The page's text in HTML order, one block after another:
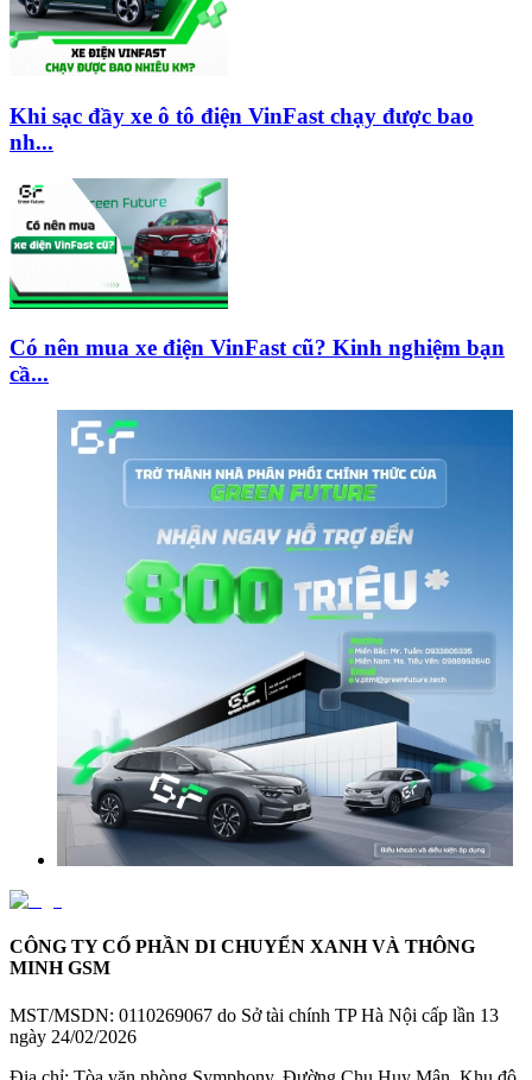
Khi sạc đầy xe ô tô điện VinFast chạy được bao
nh...
Có nên mua xe điện VinFast cũ? Kinh nghiệm bạn
cầ...
CÔNG TY CỔ PHẦN DI CHUYỂN XANH VÀ THÔNG
MINH GSM
MST/MSDN: 0110269067 do Sở tài chính TP Hà Nội cấp lần 13
ngày 24/02/2026